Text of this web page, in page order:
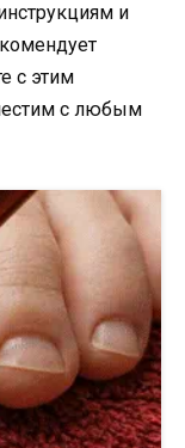
и
с этим
с любым